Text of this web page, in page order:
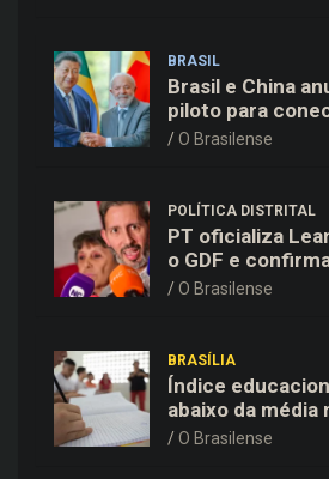
BRASIL
Brasil e China
piloto para
de pagamentos
O Brasilense
POLÍTICA DISTRITAL
PT oficializa
o GDF e
como vice na
O Brasilense
BRASÍLIA
Índice
abaixo da média
todas as etapas
O Brasilense